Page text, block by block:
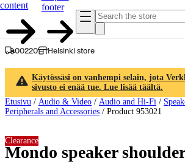
content
footer
00220 Helsinki store
Käytössäsi on vanhempi selain, jota
sivusto ei enää tue. Lue lisää täältä.
Etusivu / Audio & Video / Audio and Hi-Fi /
Peripherals and Accessories / Product 953021
Mondo speaker
Clearance